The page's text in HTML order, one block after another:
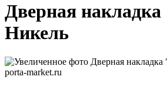
Дверная
Никель